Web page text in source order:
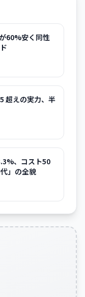
60%安く同性
超えの実力、半
、コスト50
」の全貌